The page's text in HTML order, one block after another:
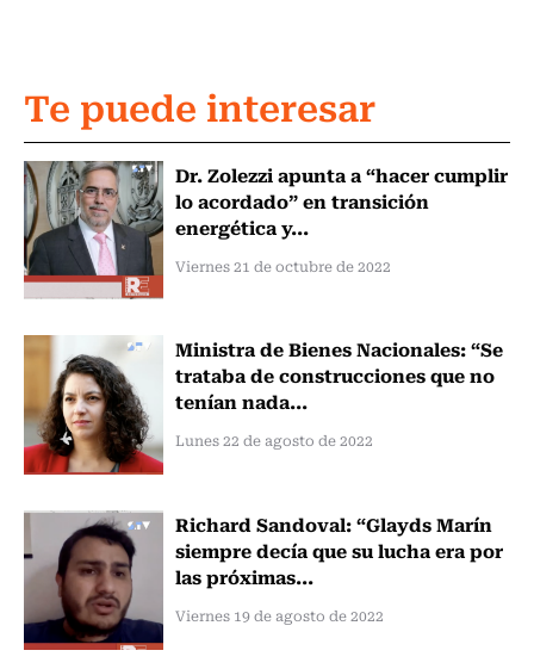
Te puede interesar
Dr. Zolezzi apunta a “hacer cumplir
lo acordado” en transición
energética y...
Viernes 21 de octubre de 2022
Ministra de Bienes Nacionales: “Se
trataba de construcciones que no
tenían nada...
Lunes 22 de agosto de 2022
Richard Sandoval: “Glayds Marín
siempre decía que su lucha era por
las próximas...
Viernes 19 de agosto de 2022